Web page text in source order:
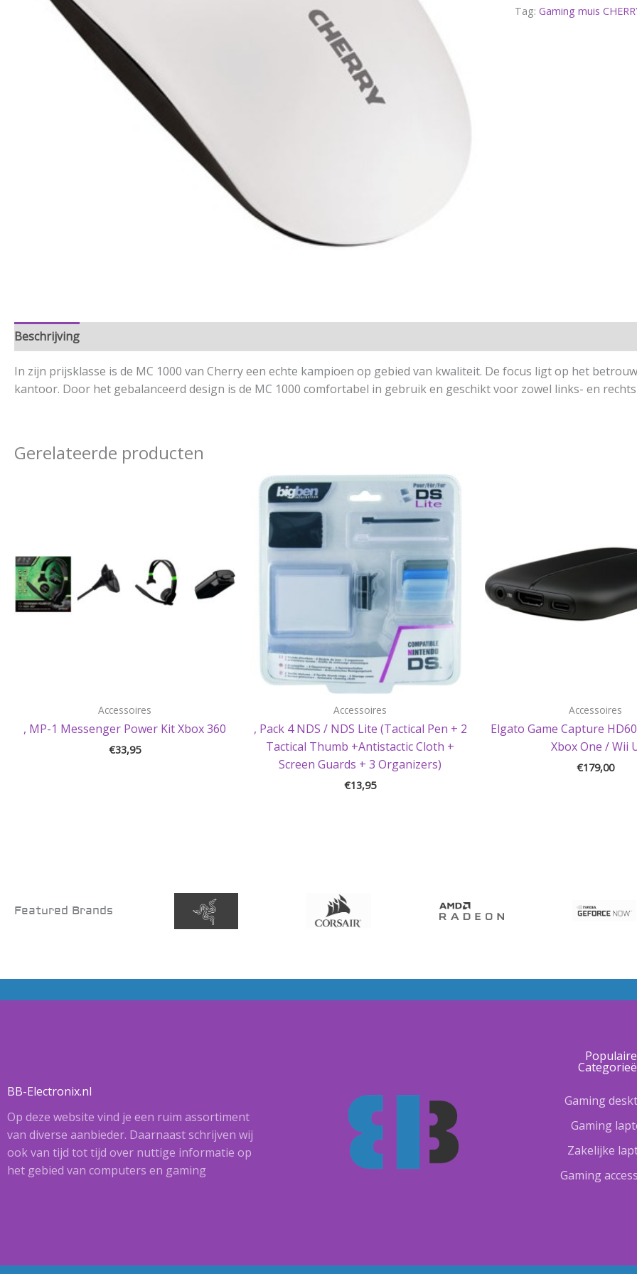
Tag:Gaming muis
Beschrijving
In zijn prijsklasse is de MC 1000 van Cherry een echte kampioen op gebied van kwaliteit. De focus ligt op het
kantoor. Door het gebalanceerd design is de MC 1000 comfortabel in gebruik en geschikt voor zowel links- en
Gerelateerde producten
Accessoires
, MP-1 Messenger Power Kit Xbox 360
€33,95
Accessoires
, Pack 4 NDS / NDS Lite (Tactical Pen + 2
Tactical Thumb +Antistactic Cloth +
Screen Guards + 3 Organizers)
€13,95
Accessoires
Elgato Game Capture
Xbox One / Wii
€179,00
Featured Brands
BB-Electronix.nl
Op deze website vind je een ruim assortiment
van diverse aanbieder. Daarnaast schrijven wij
ook van tijd tot tijd over nuttige informatie op
het gebied van computers en gaming
Populaire
Gaming
Gaming
Zakelijke
Gaming